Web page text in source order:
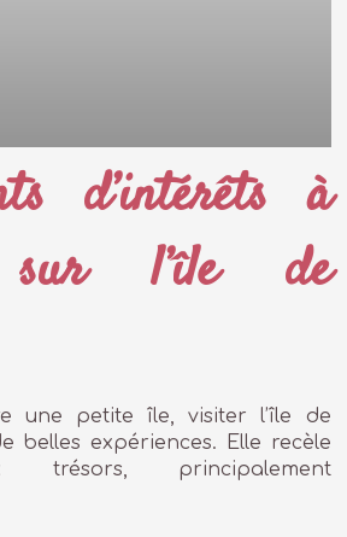
d’intérêts à
l’île de
une petite île, visiter l’île de
belles expériences. Elle recèle
trésors, principalement